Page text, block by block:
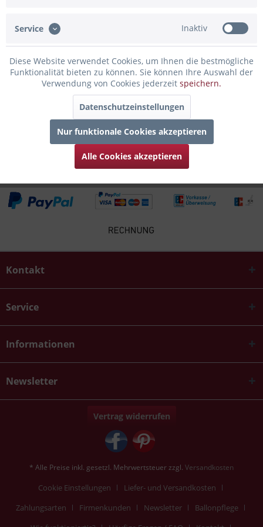
Infos zum Hersteller
Zubehör 5
Kunden kauften auch
Kunden haben sich ebenfalls angesehen
Kontakt
Service
Informationen
Newsletter
Vertrag widerrufen
* Alle Preise inkl. gesetzl. Mehrwertsteuer zzgl. Versandkosten
Cookie Einstellungen
Liefer- und Versandkosten
Zahlungsarten
Firmenkunden Newsletter
Ballonpflege
Service Inaktiv
Diese Website verwendet Cookies, um Ihnen die bestmögliche
Funktionalität bieten zu können. Sie können Ihre Auswahl der
Verwendung von Cookies jederzeit speichern.
Datenschutzeinstellungen
Nur funktionale Cookies akzeptieren
Alle Cookies akzeptieren